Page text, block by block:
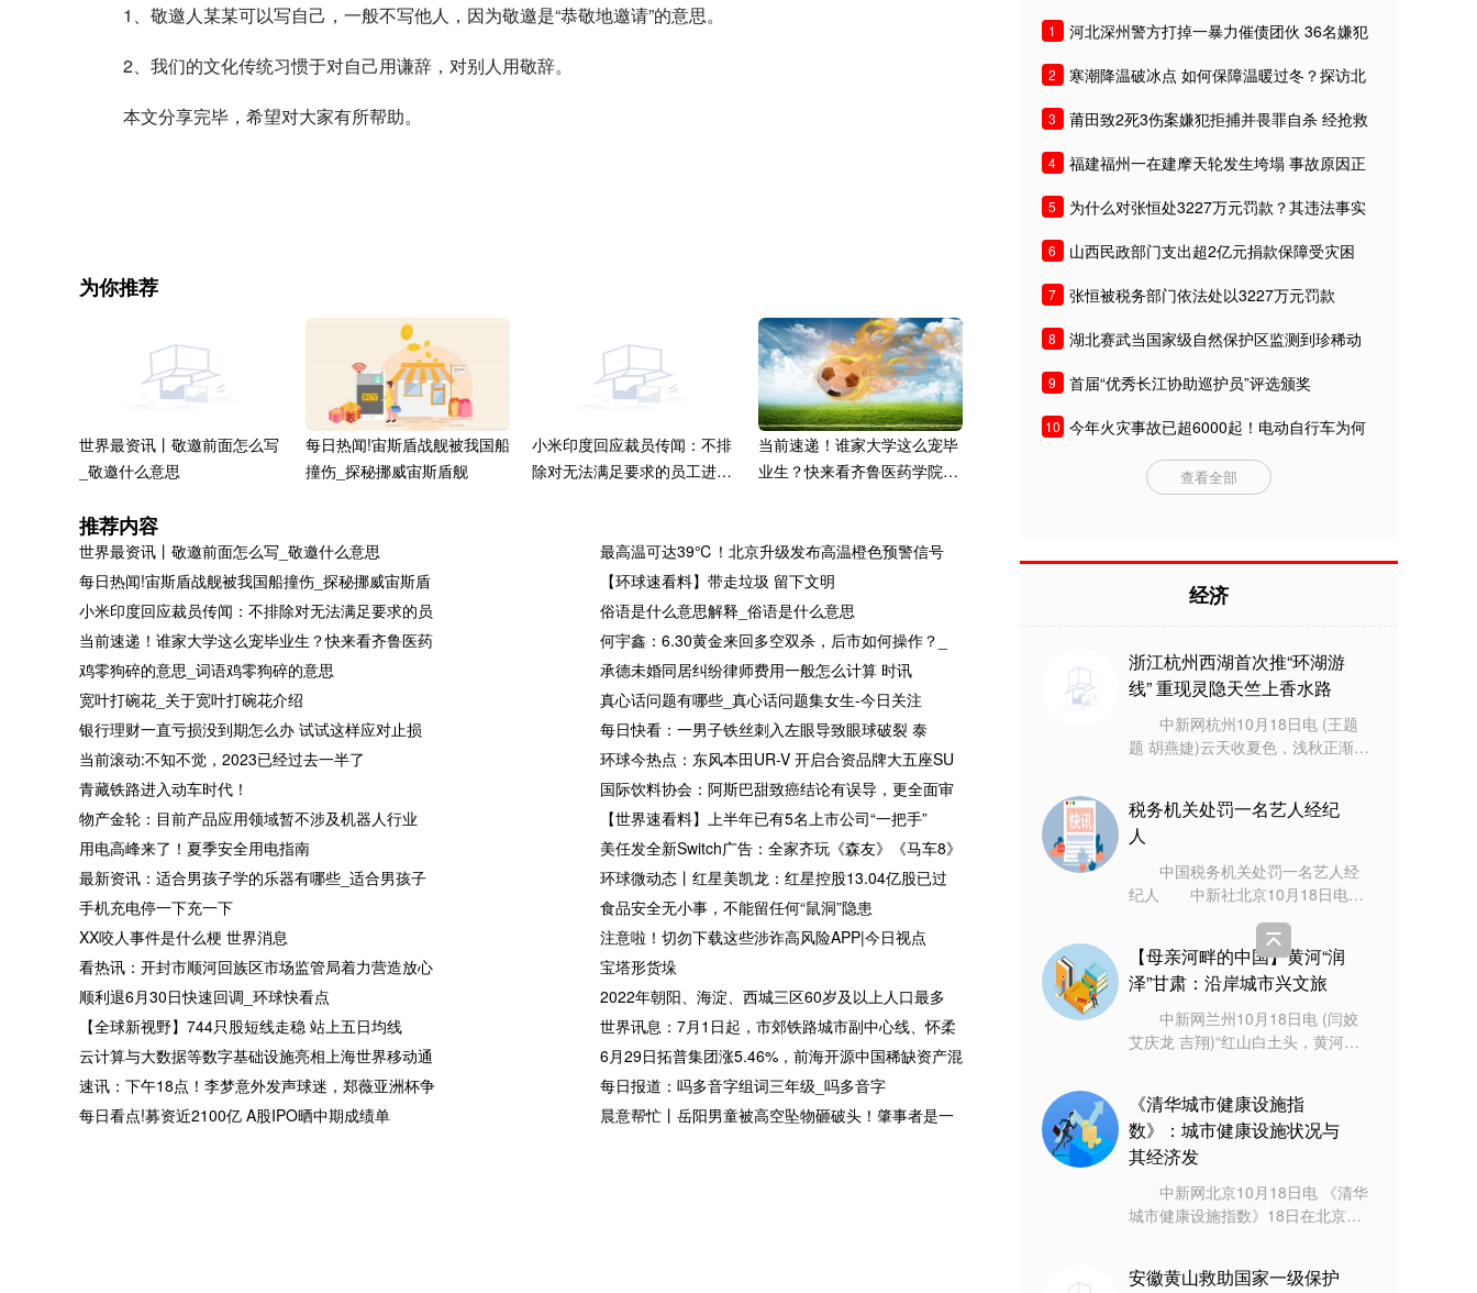
1、敬邀人某某可以写自己，一般不写他人，因为敬邀是“恭敬地邀请”的意思。
2、我们的文化传统习惯于对自己用谦辞，对别人用敬辞。
本文分享完毕，希望对大家有所帮助。
为你推荐
世界最资讯丨敬邀前面怎么写
_敬邀什么意思
每日热闻!宙斯盾战舰被我国船
撞伤_探秘挪威宙斯盾舰
小米印度回应裁员传闻：不排
除对无法满足要求的员工进行
当前速递！谁家大学这么宠毕
业生？快来看齐鲁医药学院的
鸡零狗碎的意思_词语鸡零狗
碎的意思
宽叶打碗花_关于宽叶打碗花
介绍
银行理财一直亏损没到期怎么
办 试试这样应对止损-世界观
当前滚动:不知不觉，2023已
经过去一半了
青藏铁路进入动车时代！
物产金轮：目前产品应用领域
用电高峰来了！夏季安全用电
最新资讯：适合男孩子学的乐
器
手机充电停一下充一下
XX咬人事件是什么梗 世界消
息
看热讯：开封市顺河回族区市
场监管局着力营造放心舒心的
顺利退6月30日快速回调_环球
快看点
推荐内容
世界最资讯丨敬邀前面怎么写_敬邀什么意思
每日热闻!宙斯盾战舰被我国船撞伤_探秘挪威宙斯盾
小米印度回应裁员传闻：不排除对无法满足要求的员
当前速递！谁家大学这么宠毕业生？快来看齐鲁医药
鸡零狗碎的意思_词语鸡零狗碎的意思
宽叶打碗花_关于宽叶打碗花介绍
银行理财一直亏损没到期怎么办 试试这样应对止损
当前滚动:不知不觉，2023已经过去一半了
青藏铁路进入动车时代！
物产金轮：目前产品应用领域暂不涉及机器人行业
用电高峰来了！夏季安全用电指南
最新资讯：适合男孩子学的乐器有哪些_适合男孩子
手机充电停一下充一下
XX咬人事件是什么梗 世界消息
看热讯：开封市顺河回族区市场监管局着力营造放心
顺利退6月30日快速回调_环球快看点
【全球新视野】744只股短线走稳 站上五日均线
云计算与大数据等数字基础设施亮相上海世界移动通
速讯：下午18点！李梦意外发声球迷，郑薇亚洲杯争
每日看点!募资近2100亿 A股IPO晒中期成绩单
最高温可达39℃！北京升级发布高温橙色预警信号
【环球速看料】带走垃圾 留下文明
俗语是什么意思解释_俗语是什么意思
何宇鑫：6.30黄金来回多空双杀，后市如何操作？_
承德未婚同居纠纷律师费用一般怎么计算 时讯
真心话问题有哪些_真心话问题集女生-今日关注
每日快看：一男子铁丝刺入左眼导致眼球破裂 泰
环球今热点：东风本田UR-V 开启合资品牌大五座SU
国际饮料协会：阿斯巴甜致癌结论有误导，更全面审
【世界速看料】上半年已有5名上市公司“一把手”
美任发全新Switch广告：全家齐玩《森友》《马车8》
环球微动态丨红星美凯龙：红星控股13.04亿股已过
食品安全无小事，不能留任何“鼠洞”隐患
注意啦！切勿下载这些涉诈高风险APP|今日视点
宝塔形货垛
2022年朝阳、海淀、西城三区60岁及以上人口最多
世界讯息：7月1日起，市郊铁路城市副中心线、怀柔
6月29日拓普集团涨5.46%，前海开源中国稀缺资产混
每日报道：吗多音字组词三年级_吗多音字
晨意帮忙丨岳阳男童被高空坠物砸破头！肇事者是一
1
河北深州警方打掉一暴力催债团伙 36名嫌犯
2
寒潮降温破冰点 如何保障温暖过冬？探访北
3
莆田致2死3伤案嫌犯拒捕并畏罪自杀 经抢救
4
福建福州一在建摩天轮发生垮塌 事故原因正
5
为什么对张恒处3227万元罚款？其违法事实
6
山西民政部门支出超2亿元捐款保障受灾困
7 张恒被税务部门依法处以3227万元罚款
8
湖北赛武当国家级自然保护区监测到珍稀动
9 首届“优秀长江协助巡护员”评选颁奖
10 今年火灾事故已超6000起！电动自行车为何
查看全部
经济
浙江杭州西湖首次推“环湖游
线” 重现灵隐天竺上香水路
中新网杭州10月18日电 (王题
题 胡燕婕)云天收夏色，浅秋正渐
环湖游
税务机关处罚一名艺人经纪
人
中国税务机关处罚一名艺人经
纪人 中新社北京10月18日电
(记者 赵建华)上海市税务局第一稽
查局前期在艺人郑爽偷逃税案件检
查过程中
【母亲河畔的中国】黄河“润
泽”甘肃：沿岸城市兴文旅
中新网兰州10月18日电 (闫姣
艾庆龙 吉翔)“红山白土头，黄河向
西
《清华城市健康设施指
数》：城市健康设施状况与
其经济发
中新网北京10月18日电 《清华
城市健康设施指数》18日在北京发
海城市
安徽黄山救助国家一级保护